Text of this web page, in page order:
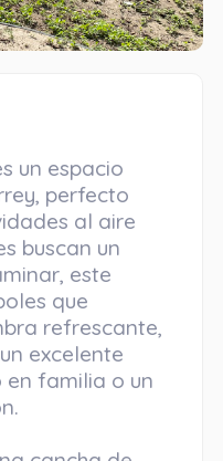
un espacio
perfecto
al aire
buscan un
este
que
refrescante,
excelente
en familia o un